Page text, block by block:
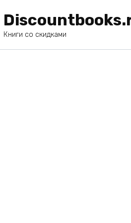
Книги со скидками